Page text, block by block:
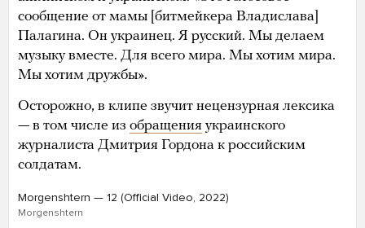
сообщение от мамы [битмейкера Владислава]
Палагина. Он украинец. Я русский. Мы делаем
музыку вместе. Для всего мира. Мы хотим мира.
Мы хотим дружбы».
Осторожно, в клипе звучит нецензурная лексика
— в том числе из обращения украинского
журналиста Дмитрия Гордона к российским
солдатам.
Morgenshtern — 12 (Official Video, 2022)
Morgenshtern